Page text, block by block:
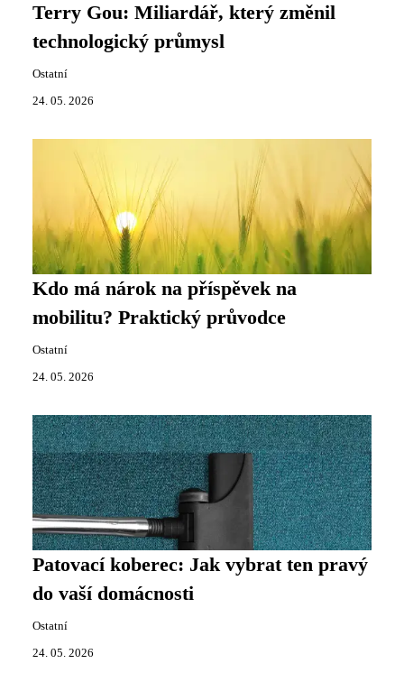
Terry Gou: Miliardář, který změnil
technologický průmysl
Ostatní
24. 05. 2026
Kdo má nárok na příspěvek na
mobilitu? Praktický průvodce
Ostatní
24. 05. 2026
Patovací koberec: Jak vybrat ten pravý
do vaší domácnosti
Ostatní
24. 05. 2026